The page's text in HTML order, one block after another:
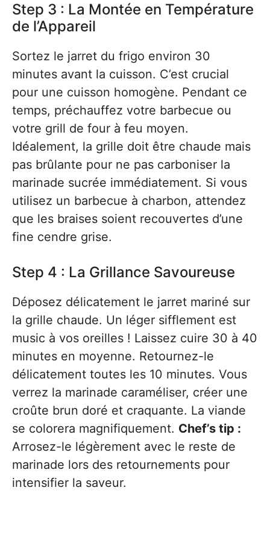
Step 3 : La Montée en Température
de l’Appareil
Sortez le jarret du frigo environ 30
minutes avant la cuisson. C’est crucial
pour une cuisson homogène. Pendant ce
temps, préchauffez votre barbecue ou
votre grill de four à feu moyen.
Idéalement, la grille doit être chaude mais
pas brûlante pour ne pas carboniser la
marinade sucrée immédiatement. Si vous
utilisez un barbecue à charbon, attendez
que les braises soient recouvertes d’une
fine cendre grise.
Step 4 : La Grillance Savoureuse
Déposez délicatement le jarret mariné sur
la grille chaude. Un léger sifflement est
music à vos oreilles ! Laissez cuire 30 à 40
minutes en moyenne. Retournez-le
délicatement toutes les 10 minutes. Vous
verrez la marinade caraméliser, créer une
croûte brun doré et craquante. La viande
se colorera magnifiquement. Chef’s tip :
Arrosez-le légèrement avec le reste de
marinade lors des retournements pour
intensifier la saveur.